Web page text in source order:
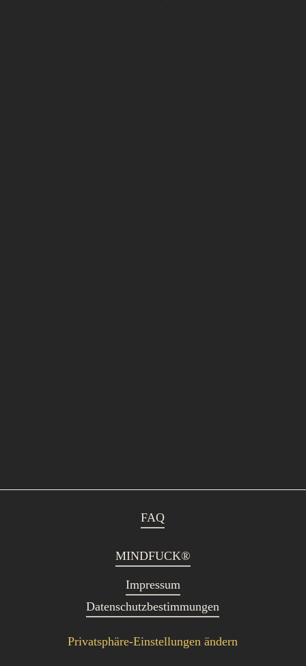
FAQ
MINDFUCK®
Impressum
Datenschutzbestimmungen
Privatsphäre-Einstellungen ändern